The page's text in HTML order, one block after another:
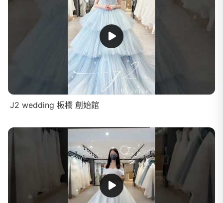
J2 wedding 板橋 創始館